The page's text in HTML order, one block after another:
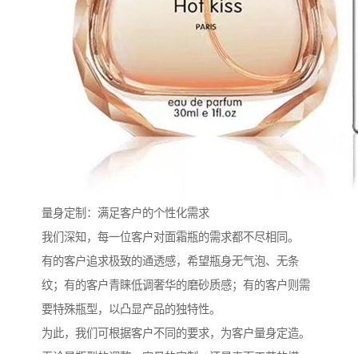
量身定制：满足客户的个性化需求
我们深知，每一位客户对面霜瓶的需求都不尽相同。
有的客户追求极致的通透感，希望瓶身无气泡、无条
纹；有的客户青睐低调奢华的磨砂质感；有的客户则需
要特殊瓶型，以凸显产品的独特性。
为此，我们可根据客户不同的要求，为客户量身定造。